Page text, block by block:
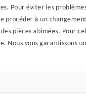
Pour éviter les
procéder à un
pièces abimées. Pour
Nous vous garantissons